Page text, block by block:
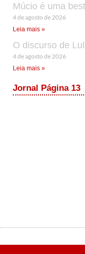
Múcio é uma
4 de agosto de 2026
Leia mais »
O discurso de
4 de agosto de 2026
Leia mais »
Jornal Página 13